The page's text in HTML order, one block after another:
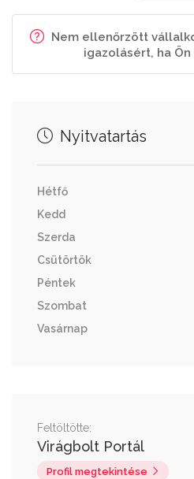
Nem ellenőrzött
igazolásért, ha
Nyitvatartás
Hétfő
Kedd
Szerda
Csütörtök
Péntek
Szombat
Vasárnap
Feltöltötte:
Virágbolt Portál
Profil megtekintése